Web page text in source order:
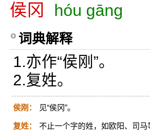
侯冈 hóu gāng
词典解释
1.亦作“侯刚”。
2.复姓。
侯刚： 见“侯冈”。
复姓： 不止一个字的姓，如欧阳、司马